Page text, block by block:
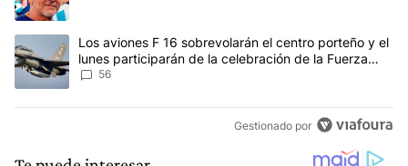
Un artículo de tendencia con el título "Los aviones F 16
Los aviones F 16 sobrevolarán el centro porteño y el
lunes participarán de la celebración de la Fuerza
Aérea
56
Gestionado por